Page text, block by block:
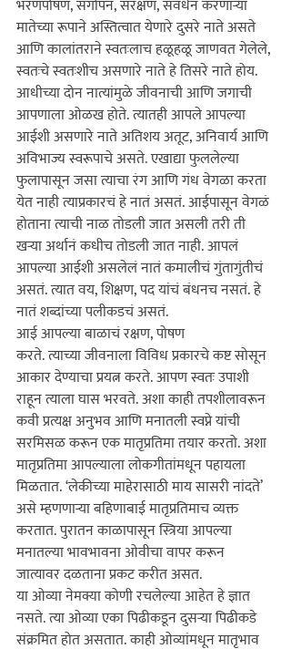
भरणपोषण, संगोपन, संरक्षण, संवर्धन करणार्‍या
मातेच्या रूपाने अस्तित्वात येणारे दुसरे नाते असते
आणि कालांतराने स्वतःलाच हळूहळू जाणवत गेलेले,
स्वतःचे स्वतःशीच असणारे नाते हे तिसरे नाते होय.
आधीच्या दोन नात्यांमुळे जीवनाची आणि जगाची
आपणाला ओळख होते. त्यातही आपले आपल्या
आईशी असणारे नाते अतिशय अतूट, अनिवार्य आणि
अविभाज्य स्वरूपाचे असते. एखाद्या फुललेल्या
फुलापासून जसा त्याचा रंग आणि गंध वेगळा करता
येत नाही त्याप्रकारचं हे नातं असतं. आईपासून वेगळं
होताना त्याची नाळ तोडली जात असली तरी ती
खर्‍या अर्थानं कधीच तोडली जात नाही. आपलं
आपल्या आईशी असलेलं नातं कमालीचं गुंतागुंतीचं
असतं. त्यात वय, शिक्षण, पद यांचं बंधनच नसतं. हे
नातं शब्दांच्या पलीकडचं असतं.
आई आपल्या बाळाचं रक्षण, पोषण
करते. त्याच्या जीवनाला विविध प्रकारचे कष्ट सोसून
आकार देण्याचा प्रयत्न करते. आपण स्वतः उपाशी
राहून त्याला घास भरवते. अशा काही तपशीलावरून
कवी प्रत्यक्ष अनुभव आणि मनातली स्वप्ने यांची
सरमिसळ करून एक मातृप्रतिमा तयार करतो. अशा
मातृप्रतिमा आपल्याला लोकगीतांमधून पहायला
मिळतात. ‘लेकीच्या माहेरासाठी माय सासरी नांदते’
असे म्हणणार्‍या बहिणाबाई मातृप्रतिमाच व्यक्त
करतात. पुरातन काळापासून स्त्रिया आपल्या
मनातल्या भावभावना ओवीचा वापर करून
जात्यावर दळताना प्रकट करीत असत.
या ओव्या नेमक्या कोणी रचलेल्या आहेत हे ज्ञात
नसते. त्या ओव्या एका पिढीकडून दुसर्‍या पिढीकडे
संक्रमित होत असतात. काही ओव्यांमधून मातृभाव